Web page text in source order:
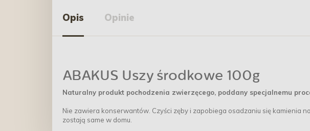
Opis Opinie
ABAKUS Uszy środkowe 100g
Naturalny produkt pochodzenia zwierzęcego, poddany specjalnemu
Nie zawiera konserwantów. Czyści zęby i zapobiega osadzaniu się kamienia
zostają same w domu.